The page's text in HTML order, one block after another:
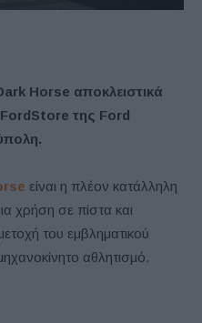
Horse αποκλειστικά
FordStore της Ford
είναι η πλέον κατάλληλη
χρήση σε πίστα και
του εμβληματικού
αθλητισμό.